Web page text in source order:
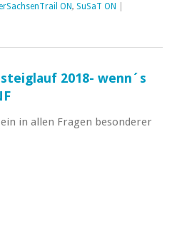
ON, SuSaT ON
2018- wenn´s
in allen Fragen besonderer